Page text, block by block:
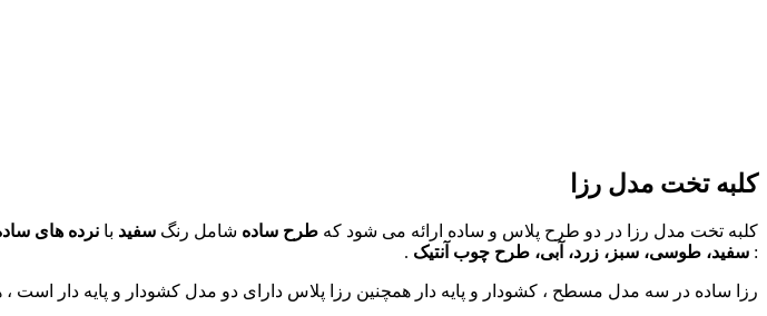
کلبه تخت مدل رزا
کلبه تخت مدل رزا در دو طرح پلاس و ساده ارائه می شود که طرح ساده شامل رنگ سفید با نرده های
: سفید، طوسی، سبز، زرد، آبی، طرح چوب آنتیک .
رزا ساده در سه مدل مسطح ، کشودار و پایه دار همچنین رزا پلاس دارای دو مدل کشودار و پایه دار است